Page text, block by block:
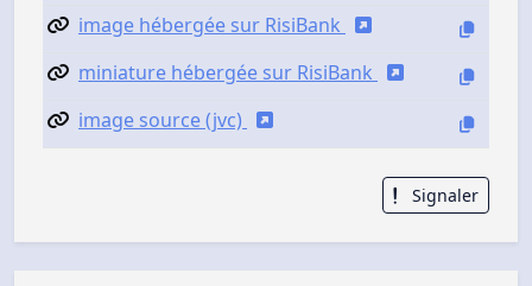
image hébergée sur RisiBank
miniature hébergée sur RisiBank
image source (jvc)
Signaler